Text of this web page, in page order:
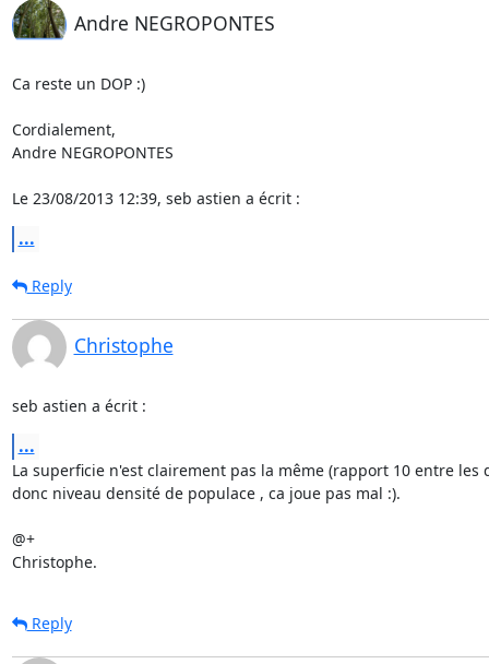
Andre NEGROPONTES
Ca reste un DOP :)
Cordialement,
Andre NEGROPONTES
Le 23/08/2013 12:39, seb astien a écrit :
...
Reply
Christophe
seb astien a écrit :
...
La superficie n'est clairement pas la même (rapport 10 entre les
donc niveau densité de populace , ca joue pas mal :).
@+
Christophe.
Reply